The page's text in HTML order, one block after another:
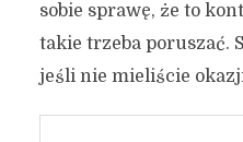
sobie sprawę, że to
takie trzeba poruszać.
jeśli nie mieliście